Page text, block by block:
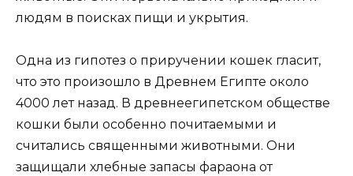
людям в поисках пищи и укрытия.
Одна из гипотез о приручении кошек гласит,
что это произошло в Древнем Египте около
4000 лет назад. В древнеегипетском обществе
кошки были особенно почитаемыми и
считались священными животными. Они
защищали хлебные запасы фараона от